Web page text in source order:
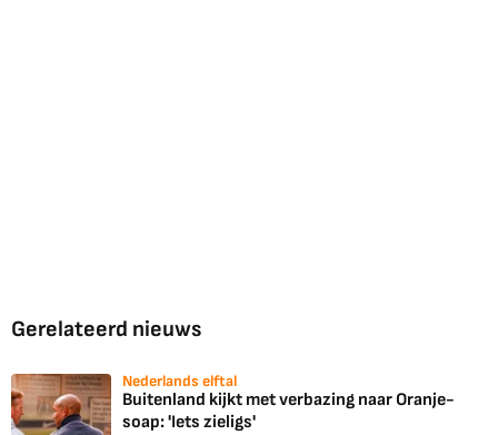
Gerelateerd nieuws
Nederlands elftal
Buitenland kijkt met verbazing naar Oranje-
soap: 'Iets zieligs'